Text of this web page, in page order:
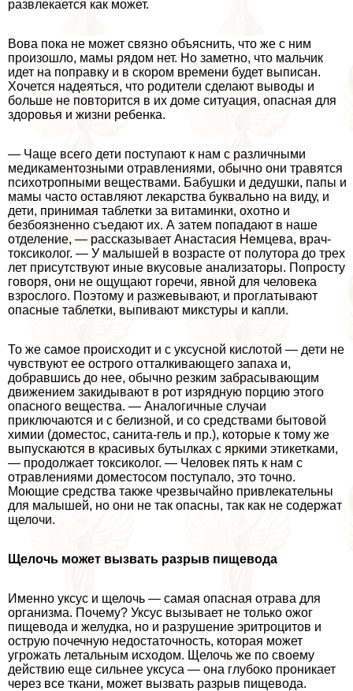
развлекается как может.
Вова пока не может связно объяснить, что же с ним
произошло, мамы рядом нет. Но заметно, что мальчик
идет на поправку и в скором времени будет выписан.
Хочется надеяться, что родители сделают выводы и
больше не повторится в их доме ситуация, опасная для
здоровья и жизни ребенка.
— Чаще всего дети поступают к нам с различными
медикаментозными отравлениями, обычно они травятся
психотропными веществами. Бабушки и дедушки, папы и
мамы часто оставляют лекарства буквально на виду, и
дети, принимая таблетки за витаминки, охотно и
безбоязненно съедают их. А затем попадают в наше
отделение, — рассказывает Анастасия Немцева, врач-
токсиколог. — У малышей в возрасте от полутора до трех
лет присутствуют иные вкусовые анализаторы. Попросту
говоря, они не ощущают горечи, явной для человека
взрослого. Поэтому и разжевывают, и проглатывают
опасные таблетки, выпивают микстуры и капли.
То же самое происходит и с уксусной кислотой — дети не
чувствуют ее острого отталкивающего запаха и,
добравшись до нее, обычно резким забрасывающим
движением закидывают в рот изрядную порцию этого
опасного вещества. — Аналогичные случаи
приключаются и с белизной, и со средствами бытовой
химии (доместос, санита-гель и пр.), которые к тому же
выпускаются в красивых бутылках с яркими этикетками,
— продолжает токсиколог. — Человек пять к нам с
отравлениями доместосом поступало, это точно.
Моющие средства также чрезвычайно привлекательны
для малышей, но они не так опасны, так как не содержат
щелочи.
Щелочь может вызвать разрыв пищевода
Именно уксус и щелочь — самая опасная отрава для
организма. Почему? Уксус вызывает не только ожог
пищевода и желудка, но и разрушение эритроцитов и
острую почечную недостаточность, которая может
угрожать летальным исходом. Щелочь же по своему
действию еще сильнее уксуса — она глубоко проникает
через все ткани, может вызвать разрыв пищевода.